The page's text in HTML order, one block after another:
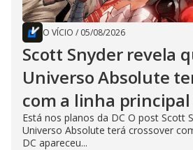
O VÍCIO / 05/08/2026
Scott Snyder revela
Universo Absolute
com a linha principal
Está nos planos da DC O post Scott
Universo Absolute terá crossover
DC apareceu...